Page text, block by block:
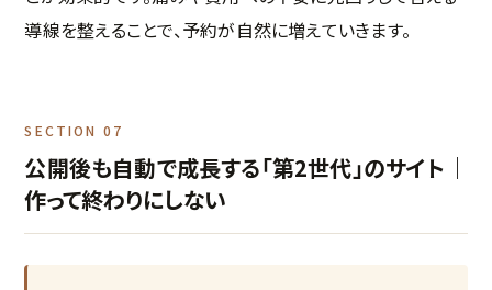
導線を整えることで、予約が自然に増えていきます。
SECTION 07
公開後も自動で成長する「第2世代」のサイト｜
作って終わりにしない